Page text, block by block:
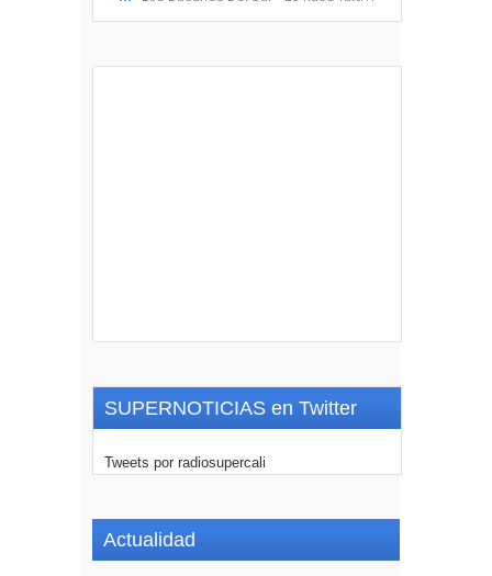
SUPERNOTICIAS en Twitter
Tweets por radiosupercali
Actualidad